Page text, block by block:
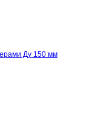
Ду 150 мм